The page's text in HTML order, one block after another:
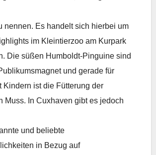
nennen. Es handelt sich hierbei um
im Kleintierzoo am Kurpark
Die süßen Humboldt-Pinguine sind
und gerade für
Kindern ist die Fütterung der
Muss. In Cuxhaven gibt es jedoch
und beliebte
in Bezug auf